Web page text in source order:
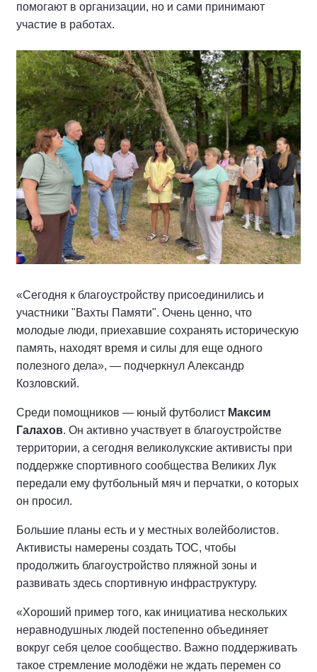
помогают в организации, но и сами принимают
участие в работах.
«Сегодня к благоустройству присоединились и
участники "Вахты Памяти". Очень ценно, что
молодые люди, приехавшие сохранять историческую
память, находят время и силы для еще одного
полезного дела», — подчеркнул Александр
Козловский.
Среди помощников — юный футболист Максим
Галахов. Он активно участвует в благоустройстве
территории, а сегодня великолукские активисты при
поддержке спортивного сообщества Великих Лук
передали ему футбольный мяч и перчатки, о которых
он просил.
Большие планы есть и у местных волейболистов.
Активисты намерены создать ТОС, чтобы
продолжить благоустройство пляжной зоны и
развивать здесь спортивную инфраструктуру.
«Хороший пример того, как инициатива нескольких
неравнодушных людей постепенно объединяет
вокруг себя целое сообщество. Важно поддерживать
такое стремление молодёжи не ждать перемен со